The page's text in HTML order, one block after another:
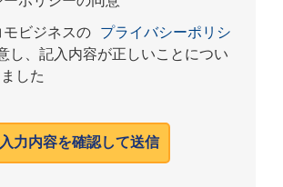
モビジネスの
プライバシーポリシ
し、記入内容が正しいことについ
した
入力内容を確認して送信